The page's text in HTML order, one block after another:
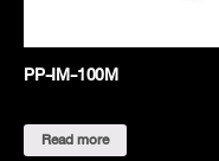
PP-IM-100M
Read more